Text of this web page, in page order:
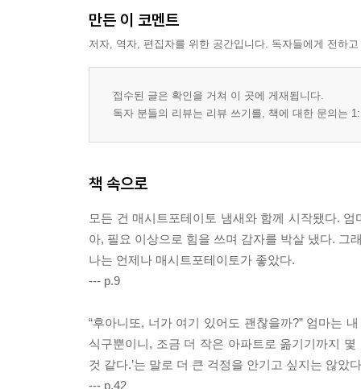
만든 이 코멘트
저자, 역자, 편집자를 위한 공간입니다. 독자들에게 전하
접수된 글은 확인을 거쳐 이 곳에 게재됩니다.
독자 분들의 리뷰는 리뷰 쓰기를, 책에 대한 문의는
책 속으로
모든 건 매시트포테이토 냄새와 함께 시작됐다.
아, 필요 이상으로 힘을 쓰며 감자를 박살 냈다. 그
나는 언제나 매시트포테이토가 좋았다.
--- p.9
“후아니또, 너가 여기 있어도 괜찮을까?” 엄마는
식구뿐이니, 조금 더 작은 아파트로 옮기기까지
것 같다.’는 말로 더 큰 걱정을 안기고 싶지는 않았
--- p.42